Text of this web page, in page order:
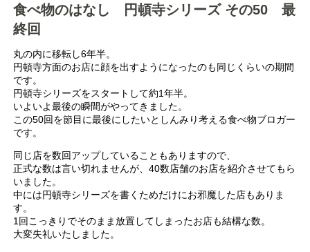
食べ物のはなし 円頓寺シリーズ その50 最
終回
丸の内に移転し6年半。
円頓寺方面のお店に顔を出すようになったのも同じくらいの期間
です。
円頓寺シリーズをスタートして約1年半。
いよいよ最後の瞬間がやってきました。
この50回を節目に最後にしたいとしんみり考える食べ物ブロガー
です。
同じ店を数回アップしていることもありますので、
正式な数は言い切れませんが、40数店舗のお店を紹介させてもら
いました。
中には円頓寺シリーズを書くためだけにお邪魔した店もありま
す。
1回こっきりでそのまま放置してしまったお店も結構な数。
大変失礼いたしました。